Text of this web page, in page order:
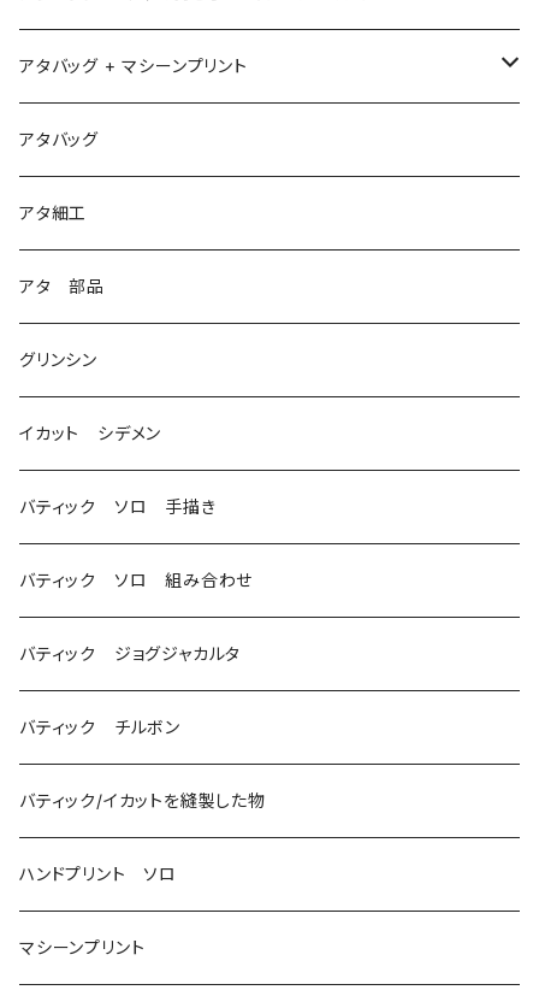
アタバッグ + マシーンプリント
1
2
3
アタバッグ
アタ細工
アタ 部品
グリンシン
イカット シデメン
バティック ソロ 手描き
バティック ソロ 組み合わせ
バティック ジョグジャカルタ
バティック チルボン
バティック/イカットを縫製した物
ハンドプリント ソロ
マシーンプリント